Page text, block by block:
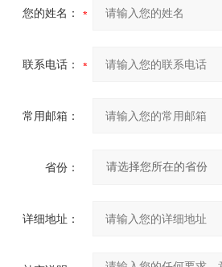
您的姓名：
联系电话：
常用邮箱：
省份：
详细地址：